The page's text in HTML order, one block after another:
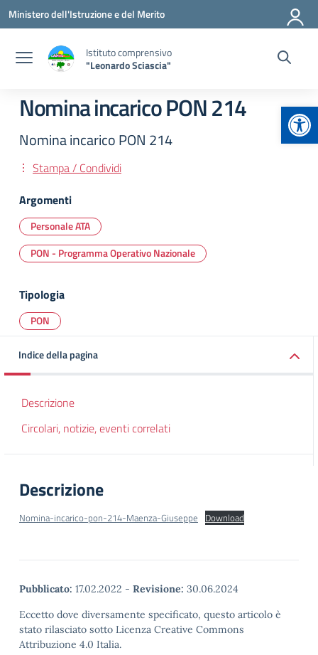
Vai ai contenuti
Vai al menu di navigazione
Vai al footer
Ministero dell'Istruzione e del Merito
Istituto comprensivo
"Leonardo Sciascia"
Nomina incarico PON 214
Nomina incarico PON 214
Stampa / Condividi
Argomenti
Personale ATA
PON - Programma Operativo Nazionale
Tipologia
PON
Indice della pagina
Descrizione
Circolari, notizie, eventi correlati
Descrizione
Nomina-incarico-pon-214-Maenza-Giuseppe Download
Pubblicato: 17.02.2022 - Revisione: 30.06.2024
Eccetto dove diversamente specificato, questo articolo è
stato rilasciato sotto Licenza Creative Commons
Attribuzione 4.0 Italia.